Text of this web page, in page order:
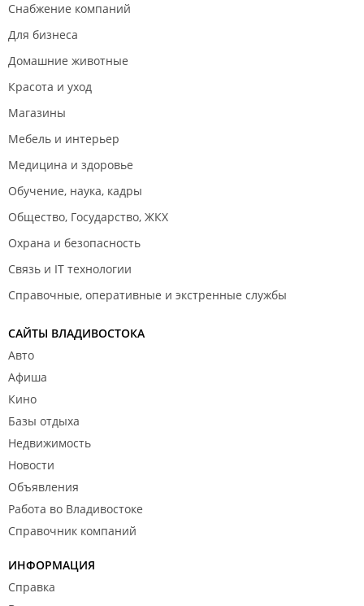
Снабжение компаний
Для бизнеса
Домашние животные
Красота и уход
Магазины
Мебель и интерьер
Медицина и здоровье
Обучение, наука, кадры
Общество, Государство, ЖКХ
Охрана и безопасность
Связь и IT технологии
Справочные, оперативные и экстренные службы
САЙТЫ ВЛАДИВОСТОКА
Авто
Афиша
Кино
Базы отдыха
Недвижимость
Новости
Объявления
Работа во Владивостоке
Справочник компаний
ИНФОРМАЦИЯ
Справка